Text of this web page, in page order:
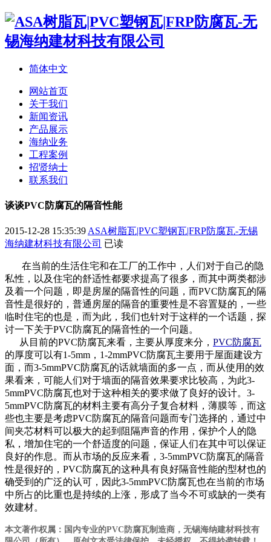
简体中文
网站首页
关于我们
新闻资讯
产品展示
海纳业务
工程案例
招贤纳士
联系我们
谈谈PVC防腐瓦的隔音性能
2015-12-28 15:35:39 ASA树脂瓦|PVC塑钢瓦|FRP防腐瓦-无锡
海纳建材科技有限公司 已读
在当前的生活住宅和在工厂的工作中，人们对于自己的隐
私性，以及住宅的舒适性都要求提高了很多，而其中两类都涉
及着一个问题，即是房屋的隔音性的问题，而PVC防腐瓦的隔
音性是很好的，普通房屋的隔音的重要性是不容置疑的，一些
临时住宅的也是，而为此，我们也针对于这样的一个话题，探
讨一下关于PVC防腐瓦的隔音性的一个问题。
从目前的PVC防腐瓦来看，主要从厚度来分， PVC防腐瓦
的厚度可以有1-5mm，1-2mmPVC防腐瓦主要用于屋面建设方
面，而3-5mmPVC防腐瓦的话就墙面的多一点，而从使用的效
果看来，可能人们对于墙面的隔音效果要求比较高，为此3-
5mmPVC防腐瓦也对于这种相关的要求做了良好的设计。3-
5mmPVC防腐瓦的材料主要有高分子复合材料，薄膜等，而这
些也主要是考虑PVC防腐瓦的隔音问题而专门选择的，通过中
间夹芯材料可以极大的起到阻隔声音的作用，保护个人的隐
私，增加住宅的一个舒适度的问题，保证人们在其中可以保证
良好的作息。而从市场的反应来看，3-5mmPVC防腐瓦的隔音
性是很好的，PVC防腐瓦的这种具有良好隔音性能的型材也的
确受到的广泛的认可，因此3-5mmPVC防腐瓦也在当前的市场
中所占的比重也是持续的上涨，形成了当今不可或缺的一类有
效建材。
本文著作权属：国内专业的PVC防腐瓦制造商，无锡海纳建材科技有